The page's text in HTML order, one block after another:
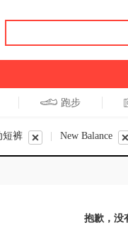
跑步
短裤 New Balance
抱歉，没